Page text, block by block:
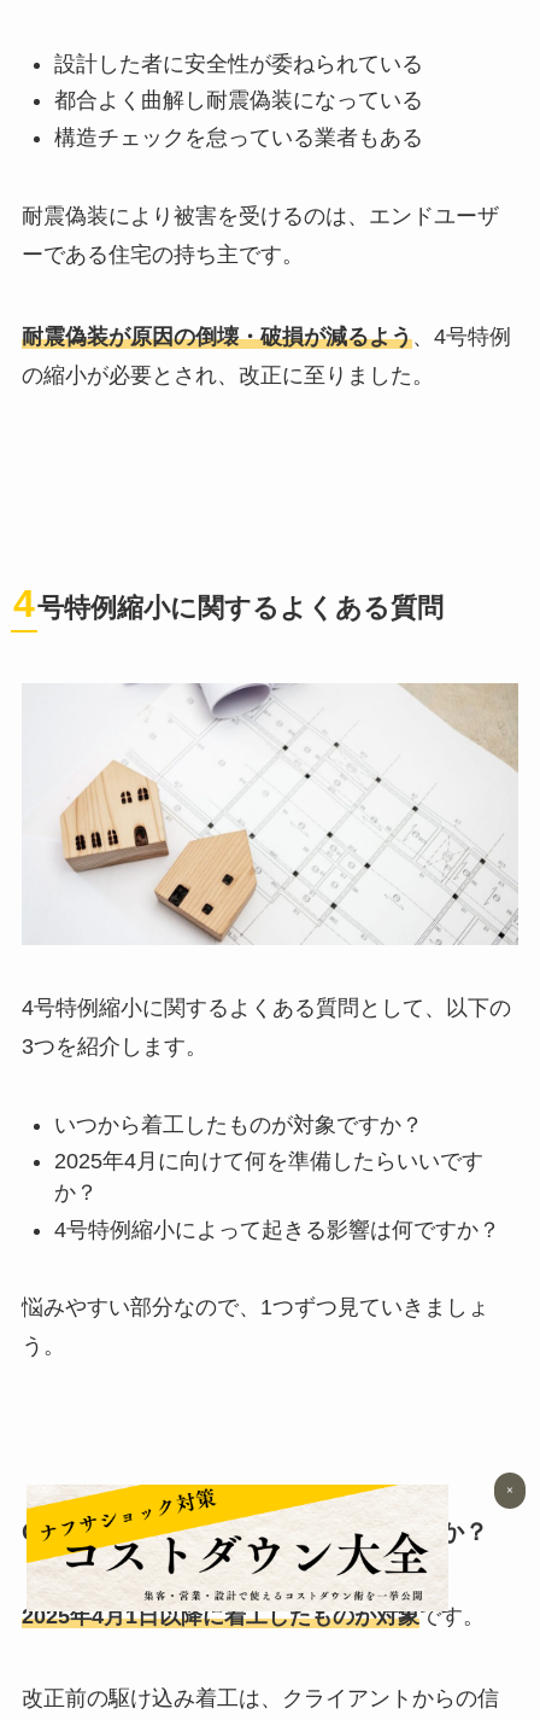
設計した者に安全性が委ねられている
都合よく曲解し耐震偽装になっている
構造チェックを怠っている業者もある
耐震偽装により被害を受けるのは、エンドユーザ
ーである住宅の持ち主です。
耐震偽装が原因の倒壊・破損が減るよう、4号特例
の縮小が必要とされ、改正に至りました。
4号特例縮小に関するよくある質問
4号特例縮小に関するよくある質問として、以下の
3つを紹介します。
いつから着工したものが対象ですか？
2025年4月に向けて何を準備したらいいです
か？
4号特例縮小によって起きる影響は何ですか？
悩みやすい部分なので、1つずつ見ていきましょ
う。
Q1：いつから着工したものが対象ですか？
2025年4月1日以降に着工したものが対象です。
改正前の駆け込み着工は、クライアントからの信
×